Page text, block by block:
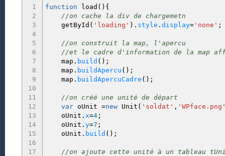
79
80
81
82
83
84
85
86
87
88
89
90
91
92
93
this.ctx.
this .ctx .strokeStyle =couleur
this . ctx.stroke ();
this.ctx. fill( );
this
ctx.closePath();
},
drawImage: function
this.ctx. drawImage ( img
isInThisLosange: function(x, y)
},
1
2
3
4
5
6
7
8
9
10
11
12
13
14
15
16
17
function load ( ) {
//on cache la div de chargemetn
getById ( 'loading' ) . style . display='none' ;
//on construit la map, l'apercu
//et le cadre d'information de la map
map. build ( ) ;
map. buildApercu ( ) ;
map. buildApercuCadre ( ) ;
//on créé une unité de départ
varoUnit =newUnit ( 'soldat' ,
oUnit. x=4;
oUnit. y=7 ;
oUnit. build ( ) ;
//on ajoute cette unité à un tableau